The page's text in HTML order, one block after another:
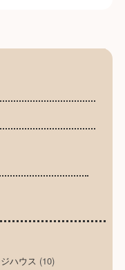
ハウス (10)